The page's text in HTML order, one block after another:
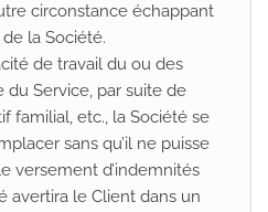
circonstance échappant
la Société.
de travail du ou des
du Service, par suite de
familial, etc., la Société se
sans qu’il ne puisse
versement d’indemnités
avertira le Client dans un